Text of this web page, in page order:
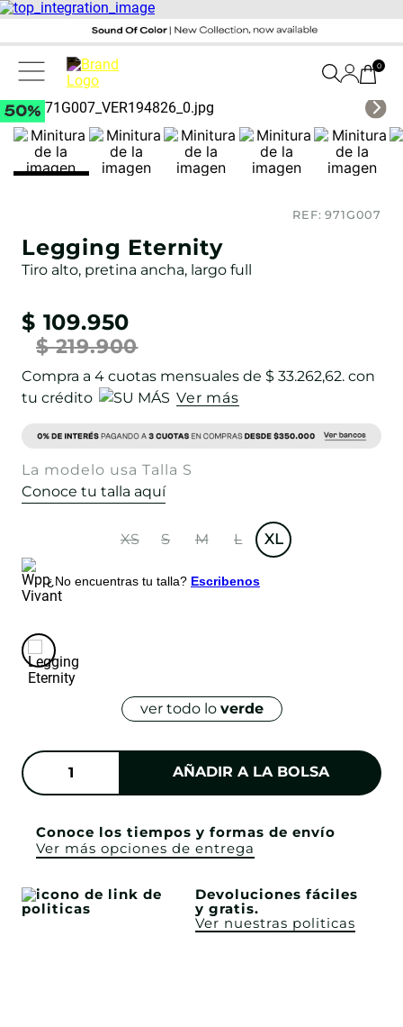
0
REF:971G007
Legging Eternity
Tiro alto, pretina ancha, largo full
$ 109.950
$ 219.900
Compra a 4 cuotas mensuales de $ 33.262,62. con
tu crédito
Ver más
La modelo usa Talla S
Conoce tu talla aquí
XS S M L XL
¿No encuentras tu talla? Escribenos
ver todo lo verde
AÑADIR A LA BOLSA
Conoce los tiempos y formas de envío
Ver más opciones de entrega
Devoluciones fáciles
y gratis.
Ver nuestras politicas